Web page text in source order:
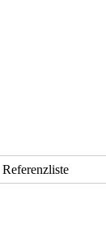
Referenzliste